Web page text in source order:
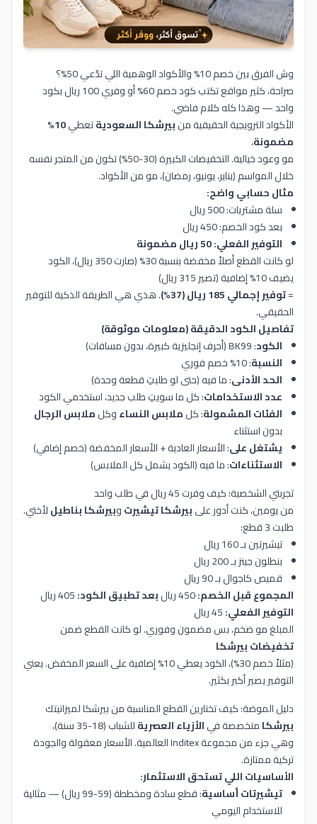
وش الفرق بين خصم 10% والأكواد الوهمية اللي تدّعي 50%؟
صراحة، كثير مواقع تكتب كود خصم 60% أو وفري 100 ريال بكود
واحد — وهذا كله كلام فاضي.
الأكواد الترويجية الحقيقية منبيرشكا السعوديةتعطي
10%
مضمونة،
مو وعود خيالية. التخفيضات الكبيرة (30-50%) تكون من المتجر نفسه
خلال المواسم (يناير، يونيو، رمضان)، مو من الأكواد.
مثال حسابي واضح:
سلة مشتريات: 500 ريال
بعد كود الخصم: 450 ريال
التوفير الفعلي: 50 ريال مضمونة
لو كانت القطع أصلاً مخفضة بنسبة 30% (صارت 350 ريال)، الكود
يضيف 10% إضافية (تصير 315 ريال)
=توفير إجمالي 185 ريال (37%)
. هذي هي الطريقة الذكية للتوفير
الحقيقي.
تفاصيل الكود الدقيقة (معلومات موثوقة)
الكود: BK99 (أحرف إنجليزية كبيرة، بدون مسافات)
النسبة: 10% خصم فوري
الحد الأدنى: ما فيه (حتى لو طلبتِ قطعة وحدة)
عدد الاستخدامات: كل ما سويتِ طلب جديد، استخدمي الكود
الفئات المشمولة: كلملابس النساءوكلملابس الرجال
بدون استثناء
يشتغل على: الأسعار العادية + الأسعار المخفضة (خصم إضافي)
الاستثناءات: ما فيه (الكود يشمل كل الملابس)
تجربتي الشخصية: كيف وفرت 45 ريال في طلب واحد
من يومين، كنت أدور علىبيرشكا تيشيرتوبيرشكا بناطيللأختي.
طلبت 3 قطع:
تيشيرتين بـ 160 ريال
بنطلون جينز بـ 200 ريال
قميص كاجوال بـ 90 ريال
المجموع قبل الخصم:
بعد تطبيق الكود:
التوفير الفعلي:
المبلغ مو ضخم، بس مضمون وفوري. لو كانت القطع ضمن
تخفيضات بيرشكا
(مثلاً خصم 30%)، الكود يعطي 10% إضافية على السعر المخفض. يعني
التوفير يصير أكبر بكثير.
دليل الموضة: كيف تختارين القطع المناسبة من بيرشكا لميزانيتك
بيرشكامتخصصة فيالأزياء العصريةللشباب (18-35 سنة)،
وهي جزء من مجموعة Inditex العالمية. الأسعار معقولة والجودة
تركية ممتازة.
الأساسيات اللي تستحق الاستثمار:
تيشيرتات أساسية
: قطع سادة ومخططة (59-99 ريال) — مثالية
للاستخدام اليومي